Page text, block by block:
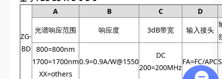
ZG-
BD
A B C
D
光谱响应范围
响应度 3dB带宽 输入接头
800=800nm
1700=1700nm
XX=others
0.9=0.9A/W@1550
DC
200=200MHz
FA=FC/APC